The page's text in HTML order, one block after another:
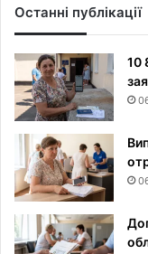
Останні публікації
10